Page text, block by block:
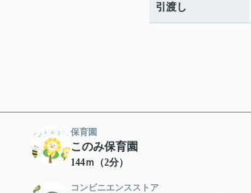
引渡し
保育園
このみ保育園
144ｍ（2分）
コンビニエンスストア